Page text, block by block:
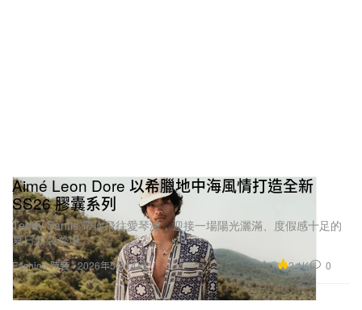
Fashion 時裝
Aimé Leon Dore 以希臘地中海風情打造全新
SS26 膠囊系列
Teddy Santis 帶你飛往愛琴海，迎接一場陽光灑滿、度假感十足的
夏日新裝登場。
2026年5月14日 2.1K 0